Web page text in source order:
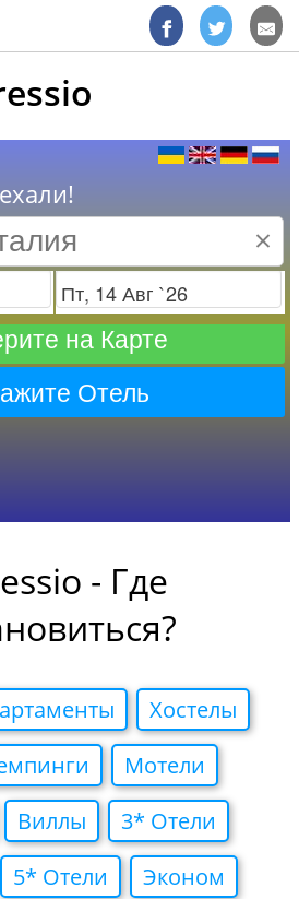
×
Отъезд
на Карте
Отель
- Где
Хостелы
Мотели
Виллы
3* Отели
5* Отели Эконом